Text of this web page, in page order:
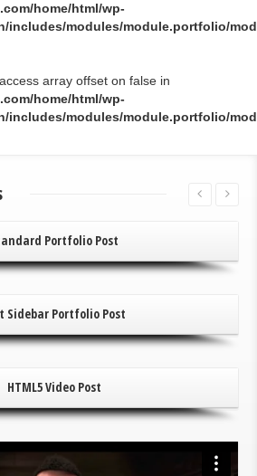
home/html/wp-
includes/modules/module.portfolio/
array offset on false in
home/html/wp-
includes/modules/module.portfolio/
Portfolio Post
Sidebar Portfolio Post
HTML5 Video Post